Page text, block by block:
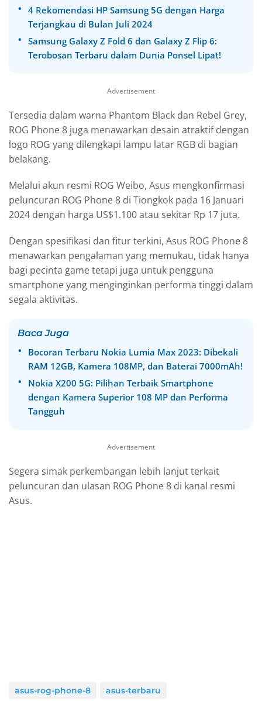
4 Rekomendasi HP Samsung 5G dengan Harga
Terjangkau di Bulan Juli 2024
Samsung Galaxy Z Fold 6 dan Galaxy Z Flip 6:
Terobosan Terbaru dalam Dunia Ponsel Lipat!
Advertisement
Tersedia dalam warna Phantom Black dan Rebel Grey,
ROG Phone 8 juga menawarkan desain atraktif dengan
logo ROG yang dilengkapi lampu latar RGB di bagian
belakang.
Melalui akun resmi ROG Weibo, Asus mengkonfirmasi
peluncuran ROG Phone 8 di Tiongkok pada 16 Januari
2024 dengan harga US$1.100 atau sekitar Rp 17 juta.
Dengan spesifikasi dan fitur terkini, Asus ROG Phone 8
menawarkan pengalaman yang memukau, tidak hanya
bagi pecinta game tetapi juga untuk pengguna
smartphone yang menginginkan performa tinggi dalam
segala aktivitas.
Baca Juga
Bocoran Terbaru Nokia Lumia Max 2023: Dibekali
RAM 12GB, Kamera 108MP, dan Baterai 7000mAh!
Nokia X200 5G: Pilihan Terbaik Smartphone
dengan Kamera Superior 108 MP dan Performa
Tangguh
Advertisement
Segera simak perkembangan lebih lanjut terkait
peluncuran dan ulasan ROG Phone 8 di kanal resmi
Asus.
asus-rog-phone-8
asus-terbaru